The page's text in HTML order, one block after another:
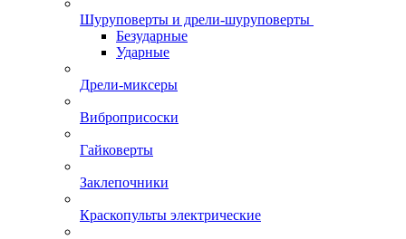
Шуруповерты и дрели-шуруповерты
Безударные
Ударные
Дрели-миксеры
Виброприсоски
Гайковерты
Заклепочники
Краскопульты электрические